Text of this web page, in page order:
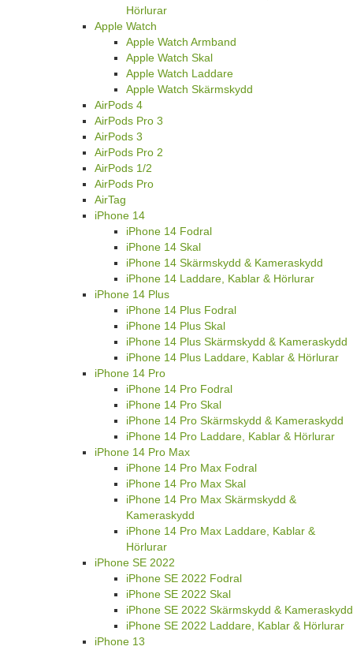
Hörlurar
Apple Watch
Apple Watch Armband
Apple Watch Skal
Apple Watch Laddare
Apple Watch Skärmskydd
AirPods 4
AirPods Pro 3
AirPods 3
AirPods Pro 2
AirPods 1/2
AirPods Pro
AirTag
iPhone 14
iPhone 14 Fodral
iPhone 14 Skal
iPhone 14 Skärmskydd & Kameraskydd
iPhone 14 Laddare, Kablar & Hörlurar
iPhone 14 Plus
iPhone 14 Plus Fodral
iPhone 14 Plus Skal
iPhone 14 Plus Skärmskydd & Kameraskydd
iPhone 14 Plus Laddare, Kablar & Hörlurar
iPhone 14 Pro
iPhone 14 Pro Fodral
iPhone 14 Pro Skal
iPhone 14 Pro Skärmskydd & Kameraskydd
iPhone 14 Pro Laddare, Kablar & Hörlurar
iPhone 14 Pro Max
iPhone 14 Pro Max Fodral
iPhone 14 Pro Max Skal
iPhone 14 Pro Max Skärmskydd &
Kameraskydd
iPhone 14 Pro Max Laddare, Kablar &
Hörlurar
iPhone SE 2022
iPhone SE 2022 Fodral
iPhone SE 2022 Skal
iPhone SE 2022 Skärmskydd & Kameraskydd
iPhone SE 2022 Laddare, Kablar & Hörlurar
iPhone 13